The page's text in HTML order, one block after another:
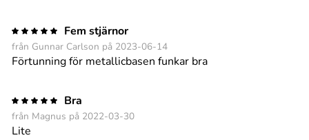
Fem stjärnor
från Gunnar Carlson på 2023-06-14
Förtunning för metallicbasen funkar bra
Bra
från Magnus på 2022-03-30
Lite